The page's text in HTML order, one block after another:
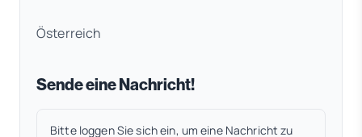
Österreich
Sende eine Nachricht!
Bitte loggen Sie sich ein, um eine Nachricht zu